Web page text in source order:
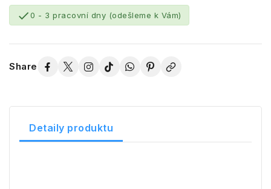
0 - 3 pracovní dny (odešleme k Vám)
Share
Detaily produktu